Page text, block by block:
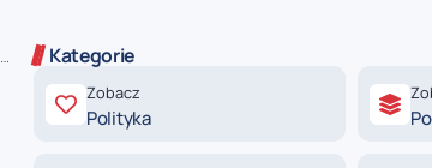
Kategorie
Zobacz
Polityka